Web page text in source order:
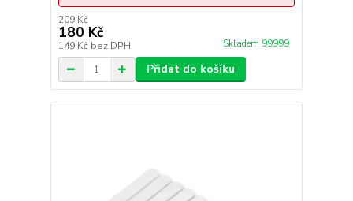
209 Kč
180 Kč
149 Kč bez DPH Skladem 99999
Přidat do košíku